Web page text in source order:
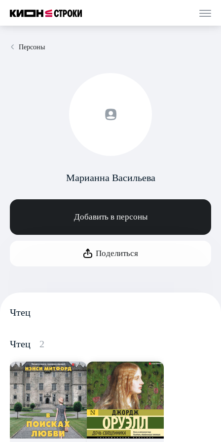
Персоны
Марианна Васильева
Добавить в персоны
Поделиться
Чтец
Чтец 2